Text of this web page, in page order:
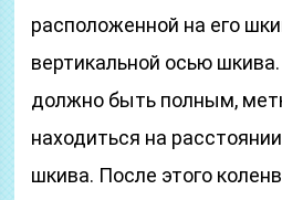
расположенной на его
вертикальной осью
должно быть полным,
находиться на
шкива. После этого